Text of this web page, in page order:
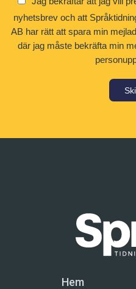
nyhetsbrev och att
AB har rätt att spara min
där jag måste bekräfta min
Hem